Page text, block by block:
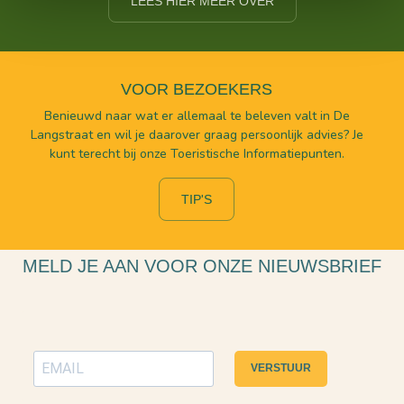
VOOR BEZOEKERS
Benieuwd naar wat er allemaal te beleven valt in De
Langstraat en wil je daarover graag persoonlijk advies? Je
kunt terecht bij onze Toeristische Informatiepunten.
TIP'S
MELD JE AAN VOOR ONZE NIEUWSBRIEF
VERSTUUR